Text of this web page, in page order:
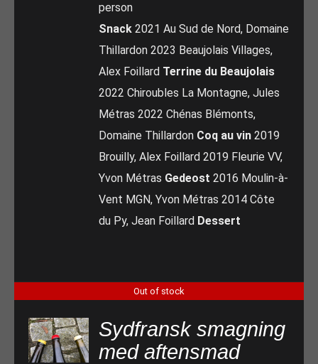
person
Snack 2021 Au Sud de Nord, Domaine
Thillardon 2023 Beaujolais Villages,
Alex Foillard Terrine du Beaujolais
2022 Chiroubles La Montagne, Jules
Métras 2022 Chénas Blémonts,
Domaine Thillardon Coq au vin 2019
Brouilly, Alex Foillard 2019 Fleurie VV,
Yvon Métras Gedeost 2016 Moulin-à-
Vent MGN, Yvon Métras 2014 Côte
du Py, Jean Foillard Dessert
Out of stock
Sydfransk smagning
med aftensmad